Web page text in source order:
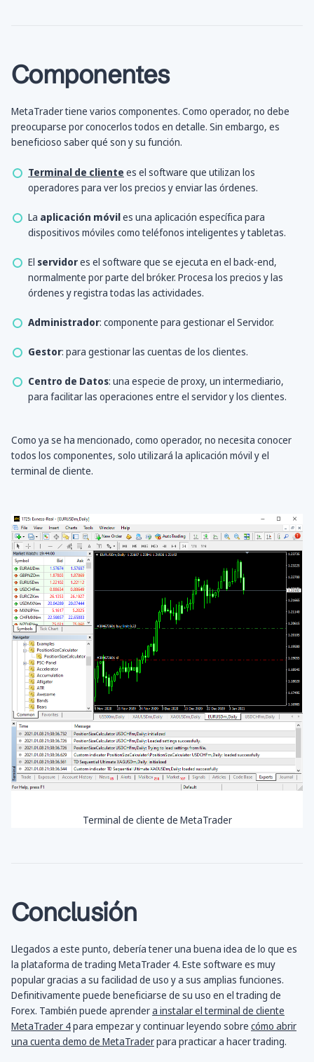
Componentes
MetaTrader tiene varios componentes. Como operador, no debe
preocuparse por conocerlos todos en detalle. Sin embargo, es
beneficioso saber qué son y su función.
Terminal de cliente es el software que utilizan los
operadores para ver los precios y enviar las órdenes.
La aplicación móviles una aplicación específica para
dispositivos móviles como teléfonos inteligentes y tabletas.
El servidores el software que se ejecuta en el back-end,
normalmente por parte del bróker. Procesa los precios y las
órdenes y registra todas las actividades.
Administrador: componente para gestionar el Servidor.
Gestor: para gestionar las cuentas de los clientes.
Centro de Datos: una especie de proxy, un intermediario,
para facilitar las operaciones entre el servidor y los clientes.
Como ya se ha mencionado, como operador, no necesita conocer
todos los componentes, solo utilizará la aplicación móvil y el
terminal de cliente.
Terminal de cliente de MetaTrader
Conclusión
Llegados a este punto, debería tener una buena idea de lo que es
la plataforma de trading MetaTrader 4. Este software es muy
popular gracias a su facilidad de uso y a sus amplias funciones.
Definitivamente puede beneficiarse de su uso en el trading de
Forex. También puede aprendera instalar el terminal de cliente
MetaTrader 4para empezar y continuar leyendo sobre cómo abrir
una cuenta demo de MetaTraderpara practicar a hacer trading.